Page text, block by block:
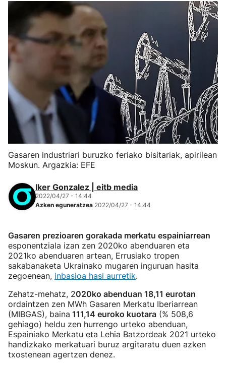
Gasaren industriari buruzko feriako bisitariak, apirilean
Moskun. Argazkia: EFE
Iker Gonzalez | eitb media
2022/04/27 - 14:44
Azken eguneratzea 2022/04/27 - 14:44
Gasaren prezioaren gorakada merkatu espainiarrean
esponentziala izan zen 2020ko abenduaren eta
2021ko abenduaren artean, Errusiako tropen
sakabanaketa Ukrainako mugaren inguruan hasita
zegoenean, inbasioa hasi aurretik.
Zehatz-mehatz, 2020ko abenduan 18,11 eurotan
ordaintzen zen MWh Gasaren Merkatu Iberiarrean
(MIBGAS), baina 111,14 euroko kuotara (% 508,6
gehiago) heldu zen hurrengo urteko abenduan,
Espainiako Merkatu eta Lehia Batzordeak 2021 urteko
handizkako merkatuari buruz argitaratu duen azken
txostenean agertzen denez.